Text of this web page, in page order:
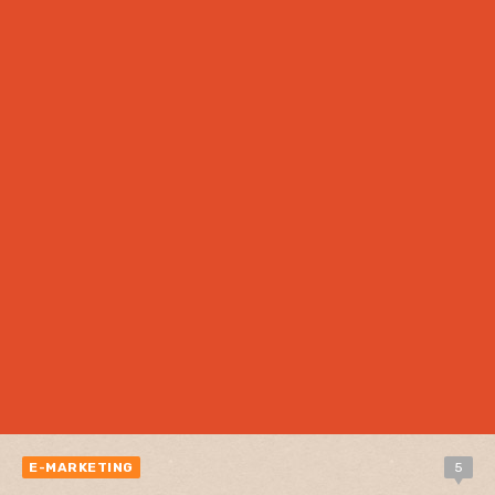
E-MARKETING 5